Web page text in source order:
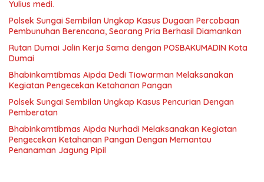
Yulius medi.
Polsek Sungai Sembilan Ungkap Kasus Dugaan Percobaan
Pembunuhan Berencana, Seorang Pria Berhasil Diamankan
Rutan Dumai Jalin Kerja Sama dengan POSBAKUMADIN Kota
Dumai
Bhabinkamtibmas Aipda Dedi Tiawarman Melaksanakan
Kegiatan Pengecekan Ketahanan Pangan
Polsek Sungai Sembilan Ungkap Kasus Pencurian Dengan
Pemberatan
Bhabinkamtibmas Aipda Nurhadi Melaksanakan Kegiatan
Pengecekan Ketahanan Pangan Dengan Memantau
Penanaman Jagung Pipil